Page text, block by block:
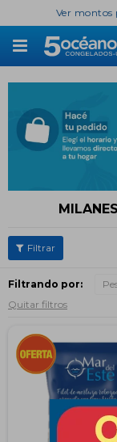
Ver montos

Filtrando por:
Quitar filtros